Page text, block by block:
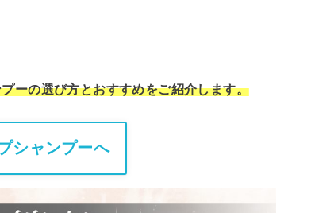
ーの選び方とおすすめをご紹介します。
シャンプーへ